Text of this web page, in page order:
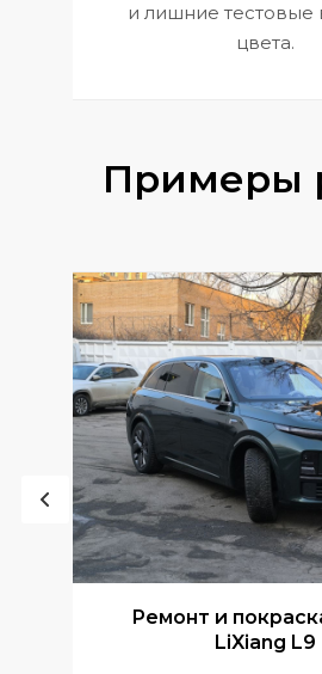
и лишние тестовые
цвета.
Примеры
Ремонт и
LiXiang L9